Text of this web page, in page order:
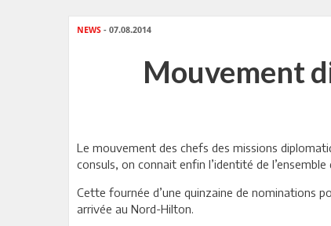
NEWS - 07.08.2014
Mouvement
Le mouvement des chefs des missions
consuls, on connait enfin l’identité de
Cette fournée d’une quinzaine de nominations
arrivée au Nord-Hilton.